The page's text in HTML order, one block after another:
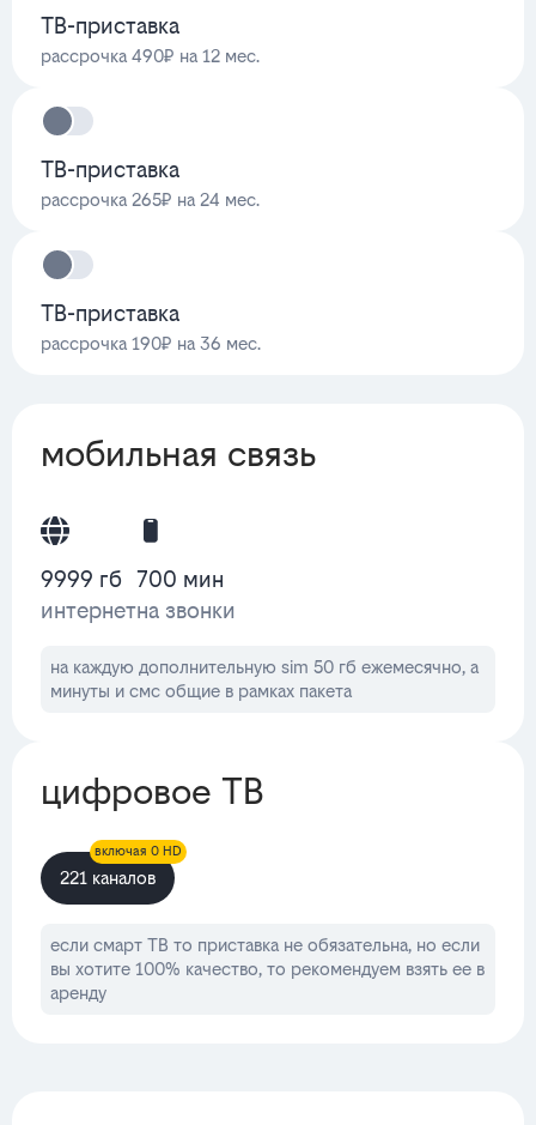
ТВ-приставка
рассрочка 490₽ на 12 мес.
ТВ-приставка
рассрочка 265₽ на 24 мес.
ТВ-приставка
рассрочка 190₽ на 36 мес.
мобильная связь
9999 гб
интернет
700 мин
на звонки
на каждую дополнительную sim 50 гб ежемесячно, а
минуты и смс общие в рамках пакета
цифровое ТВ
221 каналов
включая 0 HD
если смарт ТВ то приставка не обязательна, но если
вы хотите 100% качество, то рекомендуем взять ее в
аренду